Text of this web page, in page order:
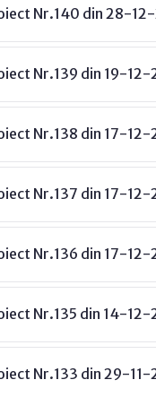
Nr.140 din 28-
Nr.139 din 19-
Nr.138 din 17-
Nr.137 din 17-
Nr.136 din 17-
Nr.135 din 14-
Nr.133 din 29-